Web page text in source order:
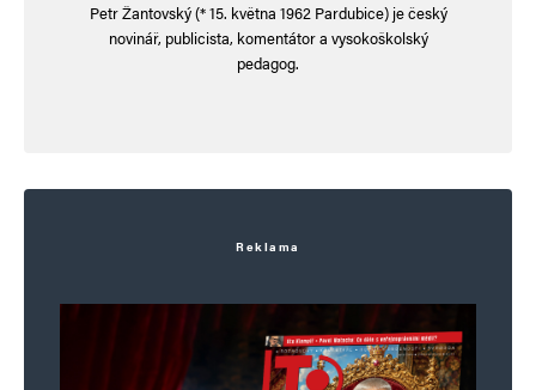
Petr Žantovský (* 15. května 1962 Pardubice) je český
novinář, publicista, komentátor a vysokoškolský
pedagog.
Reklama